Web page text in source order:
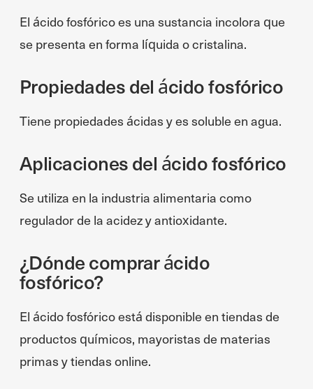
El ácido fosfórico es una sustancia incolora que
se presenta en forma líquida o cristalina.
Propiedades del ácido fosfórico
Tiene propiedades ácidas y es soluble en agua.
Aplicaciones del ácido fosfórico
Se utiliza en la industria alimentaria como
regulador de la acidez y antioxidante.
¿Dónde comprar ácido
fosfórico?
El ácido fosfórico está disponible en tiendas de
productos químicos, mayoristas de materias
primas y tiendas online.